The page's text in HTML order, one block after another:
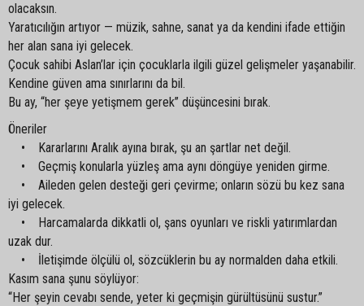
olacaksın.
Yaratıcılığın artıyor — müzik, sahne, sanat ya da kendini ifade ettiğin
her alan sana iyi gelecek.
Çocuk sahibi Aslan’lar için çocuklarla ilgili güzel gelişmeler yaşanabilir.
Kendine güven ama sınırlarını da bil.
Bu ay, “her şeye yetişmem gerek” düşüncesini bırak.
Öneriler
• Kararlarını Aralık ayına bırak, şu an şartlar net değil.
• Geçmiş konularla yüzleş ama aynı döngüye yeniden girme.
• Aileden gelen desteği geri çevirme; onların sözü bu kez sana
iyi gelecek.
• Harcamalarda dikkatli ol, şans oyunları ve riskli yatırımlardan
uzak dur.
• İletişimde ölçülü ol, sözcüklerin bu ay normalden daha etkili.
Kasım sana şunu söylüyor:
“Her şeyin cevabı sende, yeter ki geçmişin gürültüsünü sustur.”